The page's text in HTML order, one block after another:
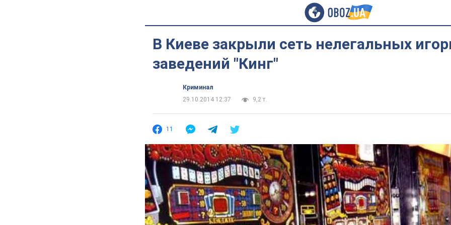
В Киеве закрыли сеть нелегальных
заведений "Кинг"
Криминал
29.10.2014 12:37
9,2 т.
11